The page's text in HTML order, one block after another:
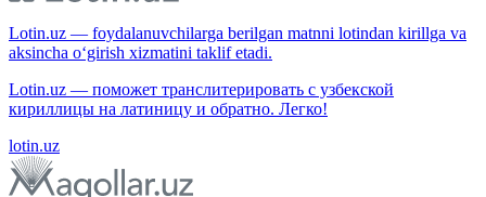
Lotin.uz — foydalanuvchilarga berilgan matnni lotindan kirillga va
aksincha o‘girish xizmatini taklif etadi.
Lotin.uz — поможет транслитерировать с узбекской
кириллицы на латиницу и обратно. Легко!
lotin.uz